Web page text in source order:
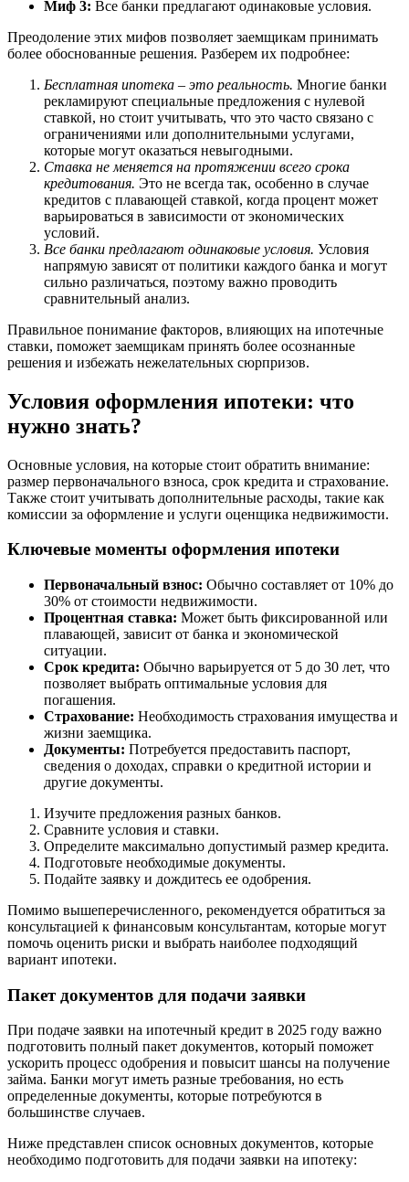
Миф 3: Все банки предлагают одинаковые условия.
Преодоление этих мифов позволяет заемщикам принимать
более обоснованные решения. Разберем их подробнее:
Бесплатная ипотека – это реальность. Многие банки
рекламируют специальные предложения с нулевой
ставкой, но стоит учитывать, что это часто связано с
ограничениями или дополнительными услугами,
которые могут оказаться невыгодными.
Ставка не меняется на протяжении всего срока
кредитования. Это не всегда так, особенно в случае
кредитов с плавающей ставкой, когда процент может
варьироваться в зависимости от экономических
условий.
Все банки предлагают одинаковые условия. Условия
напрямую зависят от политики каждого банка и могут
сильно различаться, поэтому важно проводить
сравнительный анализ.
Правильное понимание факторов, влияющих на ипотечные
ставки, поможет заемщикам принять более осознанные
решения и избежать нежелательных сюрпризов.
Условия оформления ипотеки: что
нужно знать?
Основные условия, на которые стоит обратить внимание:
размер первоначального взноса, срок кредита и страхование.
Также стоит учитывать дополнительные расходы, такие как
комиссии за оформление и услуги оценщика недвижимости.
Ключевые моменты оформления ипотеки
Первоначальный взнос: Обычно составляет от 10% до
30% от стоимости недвижимости.
Процентная ставка: Может быть фиксированной или
плавающей, зависит от банка и экономической
ситуации.
Срок кредита: Обычно варьируется от 5 до 30 лет, что
позволяет выбрать оптимальные условия для
погашения.
Страхование: Необходимость страхования имущества и
жизни заемщика.
Документы: Потребуется предоставить паспорт,
сведения о доходах, справки о кредитной истории и
другие документы.
Изучите предложения разных банков.
Сравните условия и ставки.
Определите максимально допустимый размер кредита.
Подготовьте необходимые документы.
Подайте заявку и дождитесь ее одобрения.
Помимо вышеперечисленного, рекомендуется обратиться за
консультацией к финансовым консультантам, которые могут
помочь оценить риски и выбрать наиболее подходящий
вариант ипотеки.
Пакет документов для подачи заявки
При подаче заявки на ипотечный кредит в 2025 году важно
подготовить полный пакет документов, который поможет
ускорить процесс одобрения и повысит шансы на получение
займа. Банки могут иметь разные требования, но есть
определенные документы, которые потребуются в
большинстве случаев.
Ниже представлен список основных документов, которые
необходимо подготовить для подачи заявки на ипотеку: